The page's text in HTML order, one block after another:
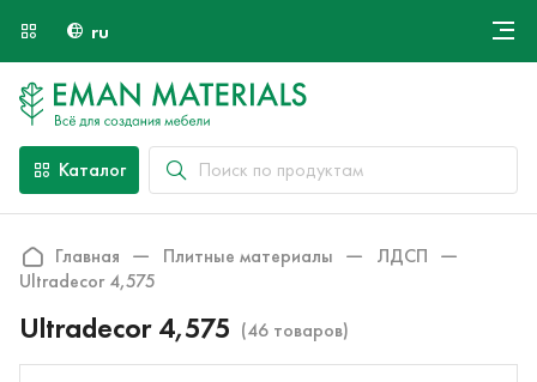
ru
Оплата и доставка
Контакты
Каталог
Главная Плитные материалы
ЛДСП
Ultradecor 4,575
Ultradecor 4,575 (46 товаров)